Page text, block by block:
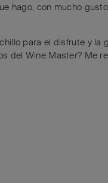
hago, con mucho
para el disfrute y
del Wine Master? Me